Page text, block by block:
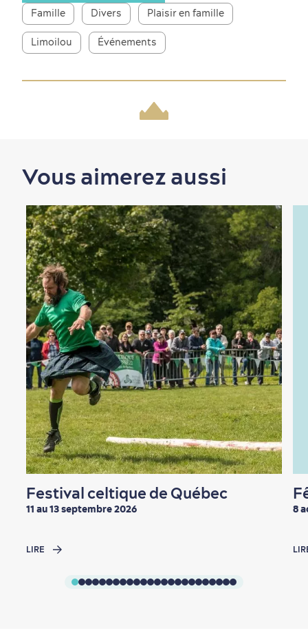
Magasinage
En famille
Famille Divers Plaisir en famille
Limoilou Événements
Vous aimerez aussi
Festival celtique de Québec
11 au 13 septembre 2026
LIRE
8